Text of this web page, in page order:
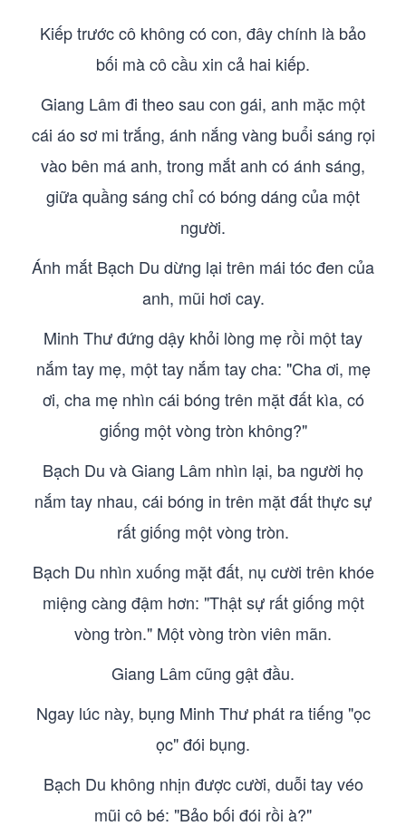
Kiếp trước cô không có con, đây chính là bảo
bối mà cô cầu xin cả hai kiếp.
Giang Lâm đi theo sau con gái, anh mặc một
cái áo sơ mi trắng, ánh nắng vàng buổi sáng rọi
vào bên má anh, trong mắt anh có ánh sáng,
giữa quầng sáng chỉ có bóng dáng của một
người.
Ánh mắt Bạch Du dừng lại trên mái tóc đen của
anh, mũi hơi cay.
Minh Thư đứng dậy khỏi lòng mẹ rồi một tay
nắm tay mẹ, một tay nắm tay cha: "Cha ơi, mẹ
ơi, cha mẹ nhìn cái bóng trên mặt đất kìa, có
giống một vòng tròn không?"
Bạch Du và Giang Lâm nhìn lại, ba người họ
nắm tay nhau, cái bóng in trên mặt đất thực sự
rất giống một vòng tròn.
Bạch Du nhìn xuống mặt đất, nụ cười trên khóe
miệng càng đậm hơn: "Thật sự rất giống một
vòng tròn." Một vòng tròn viên mãn.
Giang Lâm cũng gật đầu.
Ngay lúc này, bụng Minh Thư phát ra tiếng "ọc
ọc" đói bụng.
Bạch Du không nhịn được cười, duỗi tay véo
mũi cô bé: "Bảo bối đói rồi à?"